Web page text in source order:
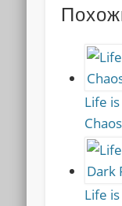
Life
Life